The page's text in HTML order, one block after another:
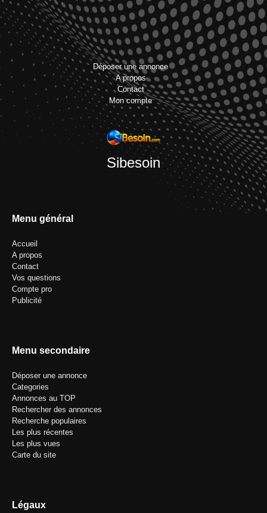
Déposer une annonce
A propos
Contact
Mon compte
Sibesoin
Menu général
Accueil
A propos
Contact
Vos questions
Compte pro
Publicité
Menu secondaire
Déposer une annonce
Categories
Annonces au TOP
Rechercher des annonces
Recherche populaires
Les plus récentes
Les plus vues
Carte du site
Légaux